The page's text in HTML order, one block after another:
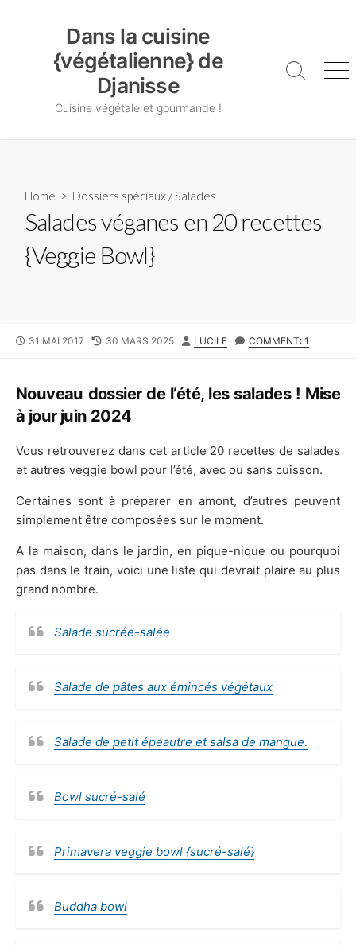
Dans la cuisine
{végétalienne} de
Djanisse
Cuisine végétale et gourmande !
Search
Home > Dossiers spéciaux /Salades
Salades véganes en 20 recettes
{Veggie Bowl}
PUBLISHED
31 MAI 2017
LAST
30 MARS 2025 AUTHOR
LUCILE COMMENT: 1
Nouveau dossier de l’été, les salades ! Mise
à jour juin 2024
Vous retrouverez dans cet article 20 recettes de salades
et autres veggie bowl pour l’été, avec ou sans cuisson.
Certaines sont à préparer en amont, d’autres peuvent
simplement être composées sur le moment.
A la maison, dans le jardin, en pique-nique ou pourquoi
pas dans le train, voici une liste qui devrait plaire au plus
grand nombre.
Salade sucrée-salée
Salade de pâtes aux émincés végétaux
Salade de petit épeautre et salsa de mangue.
Bowl sucré-salé
Primavera veggie bowl {sucré-salé}
Buddha bowl